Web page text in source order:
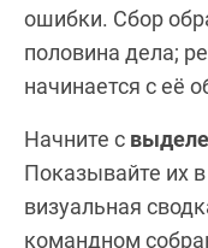
ошибки. Сбор
половина дела;
начинается с её
Начните с
Показывайте их
визуальная
командном